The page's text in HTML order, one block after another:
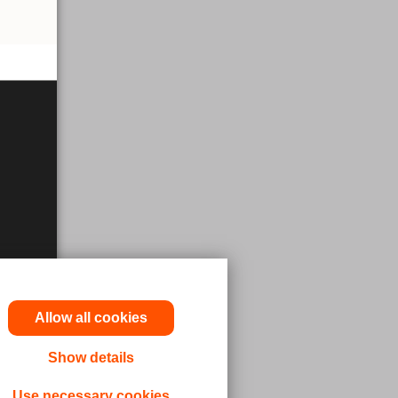
Allow all cookies
Show details